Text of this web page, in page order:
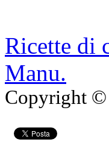
Ricette di
Manu.
Copyright ©